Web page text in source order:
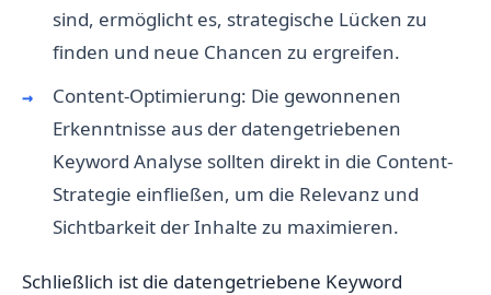
sind, ermöglicht es, strategische Lücken zu
finden und neue Chancen zu ergreifen.
Content-Optimierung: Die gewonnenen
Erkenntnisse aus der datengetriebenen
Keyword Analyse sollten direkt in die Content-
Strategie einfließen, um die Relevanz und
Sichtbarkeit der Inhalte zu maximieren.
Schließlich ist die datengetriebene Keyword